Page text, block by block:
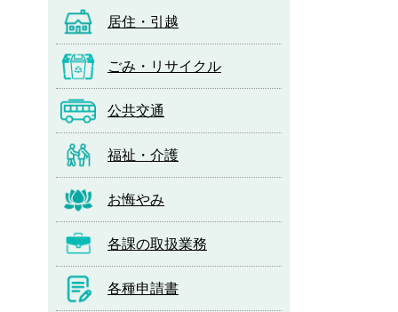
居住・引越
ごみ・リサイクル
公共交通
福祉・介護
お悔やみ
各課の取扱業務
各種申請書